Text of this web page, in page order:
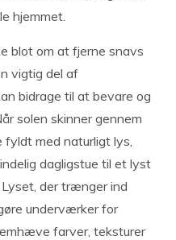
hjemmet.
blot om at fjerne snavs
vigtig del af
bidrage til at bevare og
solen skinner gennem
fyldt med naturligt lys,
dagligstue til et lyst
der trænger ind
underværker for
farver, teksturer